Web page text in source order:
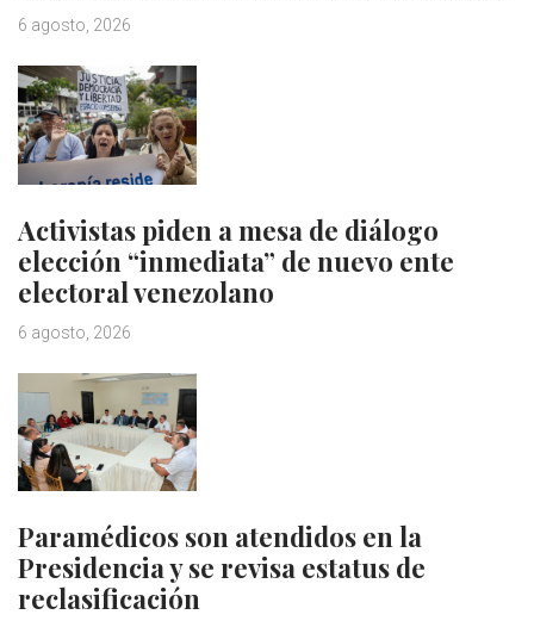
6 agosto, 2026
Activistas piden a mesa de diálogo
elección “inmediata” de nuevo ente
electoral venezolano
6 agosto, 2026
Paramédicos son atendidos en la
Presidencia y se revisa estatus de
reclasificación